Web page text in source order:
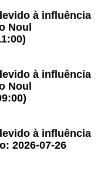
à influência
Noul
à influência
Noul
à influência
2026-07-26